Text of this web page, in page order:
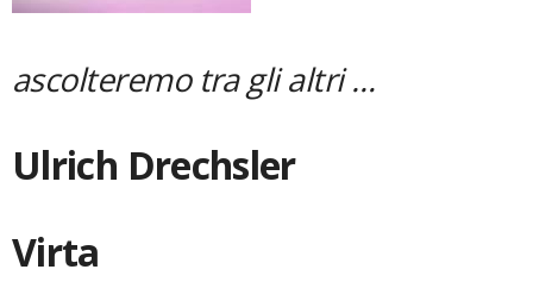
ascolteremo tra gli altri …
Ulrich Drechsler
Virta